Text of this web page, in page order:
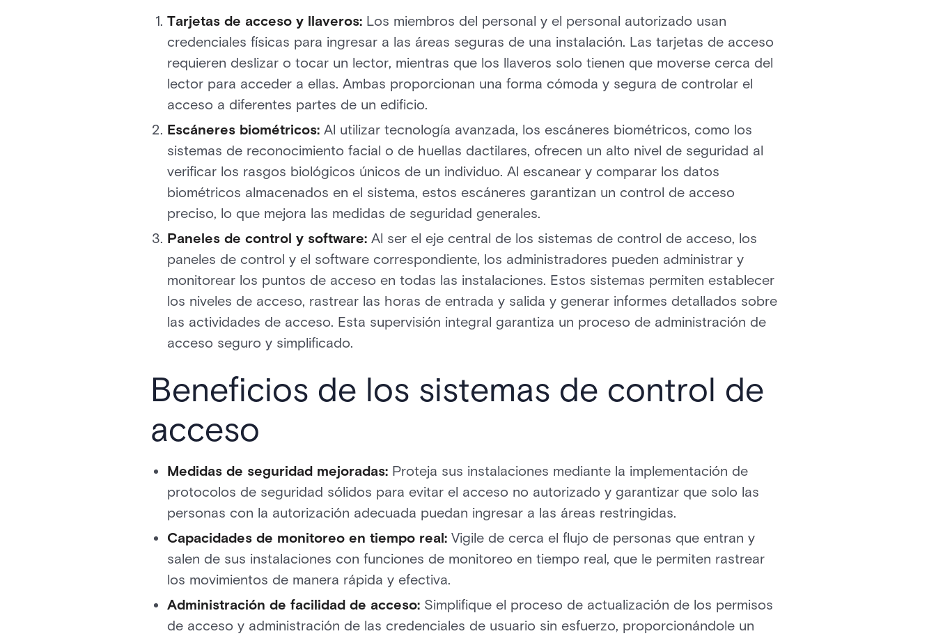
Tarjetas de acceso y llaveros: Los miembros del personal y el personal autorizado usan
credenciales físicas para ingresar a las áreas seguras de una instalación. Las tarjetas de acceso
requieren deslizar o tocar un lector, mientras que los llaveros solo tienen que moverse cerca del
lector para acceder a ellas. Ambas proporcionan una forma cómoda y segura de controlar el
acceso a diferentes partes de un edificio.
Escáneres biométricos: Al utilizar tecnología avanzada, los escáneres biométricos, como los
sistemas de reconocimiento facial o de huellas dactilares, ofrecen un alto nivel de seguridad al
verificar los rasgos biológicos únicos de un individuo. Al escanear y comparar los datos
biométricos almacenados en el sistema, estos escáneres garantizan un control de acceso
preciso, lo que mejora las medidas de seguridad generales.
Paneles de control y software: Al ser el eje central de los sistemas de control de acceso, los
paneles de control y el software correspondiente, los administradores pueden administrar y
monitorear los puntos de acceso en todas las instalaciones. Estos sistemas permiten establecer
los niveles de acceso, rastrear las horas de entrada y salida y generar informes detallados sobre
las actividades de acceso. Esta supervisión integral garantiza un proceso de administración de
acceso seguro y simplificado.
Beneficios de los sistemas de control de
acceso
Medidas de seguridad mejoradas: Proteja sus instalaciones mediante la implementación de
protocolos de seguridad sólidos para evitar el acceso no autorizado y garantizar que solo las
personas con la autorización adecuada puedan ingresar a las áreas restringidas.
Capacidades de monitoreo en tiempo real: Vigile de cerca el flujo de personas que entran y
salen de sus instalaciones con funciones de monitoreo en tiempo real, que le permiten rastrear
los movimientos de manera rápida y efectiva.
Administración de facilidad de acceso: Simplifique el proceso de actualización de los permisos
de acceso y administración de las credenciales de usuario sin esfuerzo, proporcionándole un